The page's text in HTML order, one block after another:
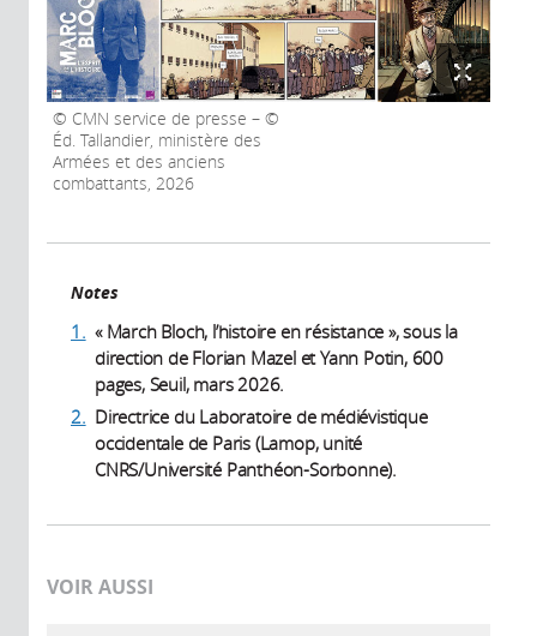
CMN service de presse – ©
Éd. Tallandier, ministère des
Armées et des anciens
combattants, 2026
Notes
1. « March Bloch, l’histoire en résistance », sous la
direction de Florian Mazel et Yann Potin, 600
pages, Seuil, mars 2026.
2. Directrice du Laboratoire de médiévistique
occidentale de Paris (Lamop, unité
CNRS/Université Panthéon-Sorbonne).
VOIR AUSSI